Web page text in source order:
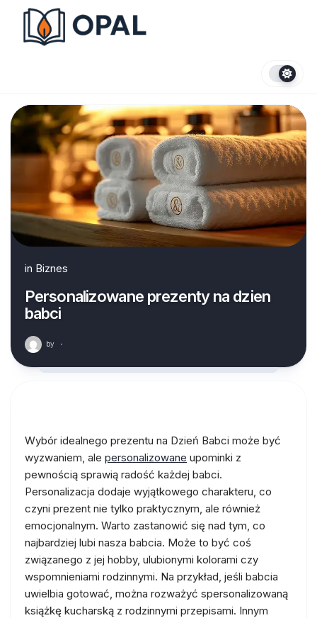
content
in Biznes
Personalizowane prezenty na dzien
babci
by ·
Wybór idealnego prezentu na Dzień Babci może być
wyzwaniem, ale personalizowane upominki z
pewnością sprawią radość każdej babci.
Personalizacja dodaje wyjątkowego charakteru, co
czyni prezent nie tylko praktycznym, ale również
emocjonalnym. Warto zastanowić się nad tym, co
najbardziej lubi nasza babcia. Może to być coś
związanego z jej hobby, ulubionymi kolorami czy
wspomnieniami rodzinnymi. Na przykład, jeśli babcia
uwielbia gotować, można rozważyć spersonalizowaną
książkę kucharską z rodzinnymi przepisami. Innym